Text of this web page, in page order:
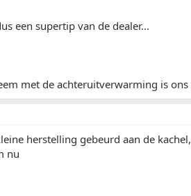
een supertip van de dealer...
met de achteruitverwarming is
herstelling gebeurd aan de
nu